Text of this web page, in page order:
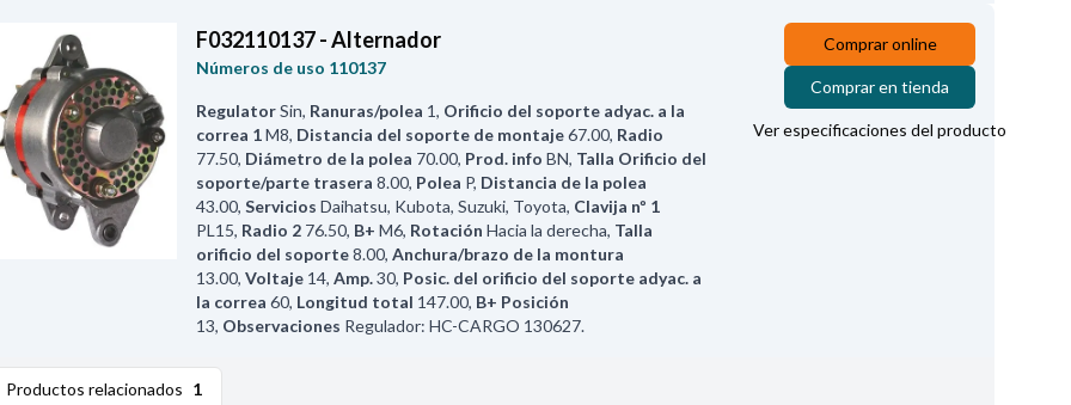
F032110137 - Alternador
Números de uso 110137
RegulatorSin, Ranuras/polea 1, Orificio del soporte adyac. a la
correa 1M8, Distancia del soporte de montaje67.00, Radio
77.50, Diámetro de la polea 70.00, Prod. info BN, Talla Orificio del
soporte/parte trasera 8.00, Polea P, Distancia de la polea
43.00, Servicios Daihatsu, Kubota, Suzuki, Toyota, Clavija nº 1
PL15, Radio 2 76.50, B+ M6, Rotación Hacia la derecha, Talla
orificio del soporte8.00, Anchura/brazo de la montura
13.00, Voltaje 14, Amp.30, Posic. del orificio del soporte adyac. a
la correa 60, Longitud total 147.00, B+ Posición
13, Observaciones Regulador: HC-CARGO 130627.
Comprar online
Comprar en tienda
Ver especificaciones del producto
Productos relacionados 1